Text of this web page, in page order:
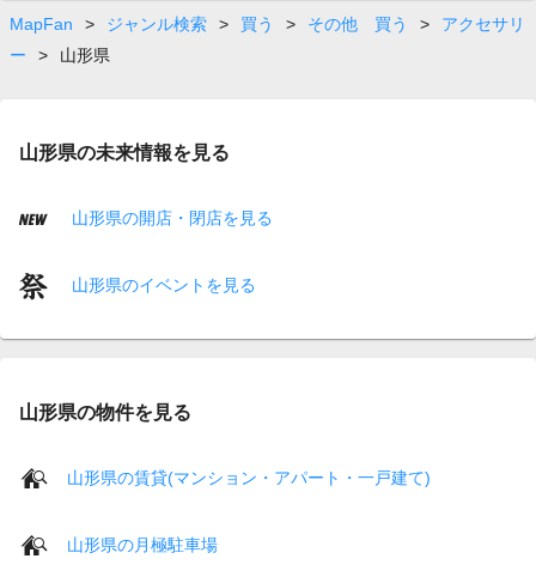
MapFan > ジャンル検索 > 買う > その他 買う >
アクセサリ
ー
> 山形県
山形県の未来情報を見る
山形県の開店・閉店を見る
山形県のイベントを見る
山形県の物件を見る
山形県の賃貸(マンション・アパート・一戸建て)
山形県の月極駐車場